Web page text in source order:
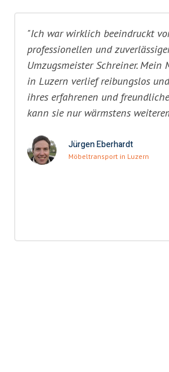
"Ich war wirklich beeindruckt
professionellen und
Umzugsmeister Schreiner. Mein
in Luzern verlief reibungslos
ihres erfahrenen und
kann sie nur wärmstens
Jürgen Eberhardt
Möbeltransport in Luzern